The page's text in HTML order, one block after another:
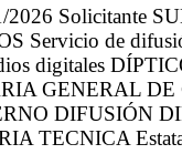
2026 Solicitante
Servicio de
digitales
GENERAL
DIFUSIÓN
TECNICA